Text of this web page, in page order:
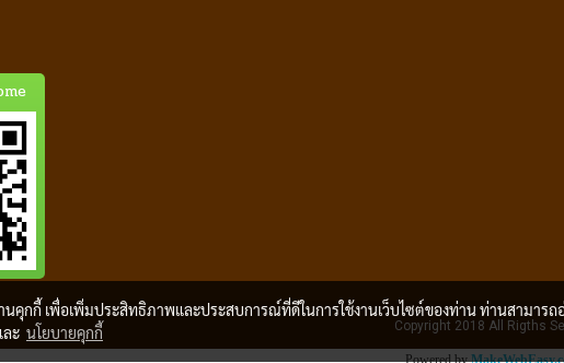
Copyright 2018 All Rigths
Powered by
นคุกกี้ เพื่อเพิ่มประสิทธิภาพและประสบการณ์ที่ดีในการใช้งานเว็บไซต์ของท่าน ท่านสามารถ
ละ นโยบายคุกกี้